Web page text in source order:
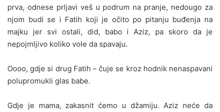
prva, odnese prljavi veš u podrum na pranje, nedougo za
njom budi se i Fatih koji je očito po pitanju buđenja na
majku jer svi ostali, did, babo i Aziz, pa skoro da je
nepojmljivo koliko vole da spavaju.
Oooo, gdje si drug Fatih – čuje se kroz hodnik nenaspavani
polupromukli glas babe.
Gdje je mama, zakasnit ćemo u džamiju. Aziz neće da